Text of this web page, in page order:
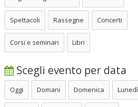
Spettacoli Rassegne Concerti
Corsi e seminari Libri
Scegli evento per data
Oggi Domani Domenica Lunedì